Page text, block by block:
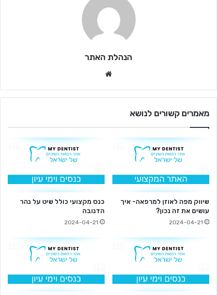
הנהלת האתר
te
מאמרים קשורים לנושא
שיווק מפה לאוזן למרפאה- איך
עושים את זה נכון?
2024-04-21
כנס מקצועי כולל שיט על נהר
הדנובה
2024-04-21